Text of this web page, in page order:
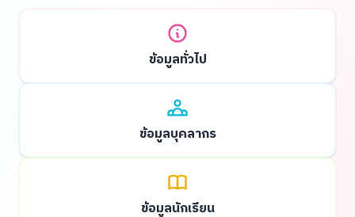
ข้อมูลทั่วไป
ข้อมูลบุคลากร
ข้อมูลนักเรียน